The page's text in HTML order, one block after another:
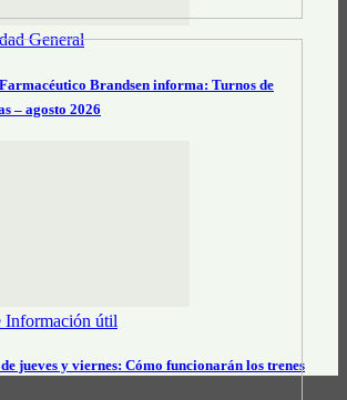
General
Brandsen informa: Turnos de
– agosto 2026
Información útil
jueves y viernes: Cómo funcionarán los trenes